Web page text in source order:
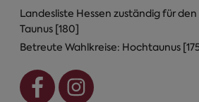
Landesliste Hessen zuständig für
Taunus [180]
Betreute Wahlkreise: Hochtaunus